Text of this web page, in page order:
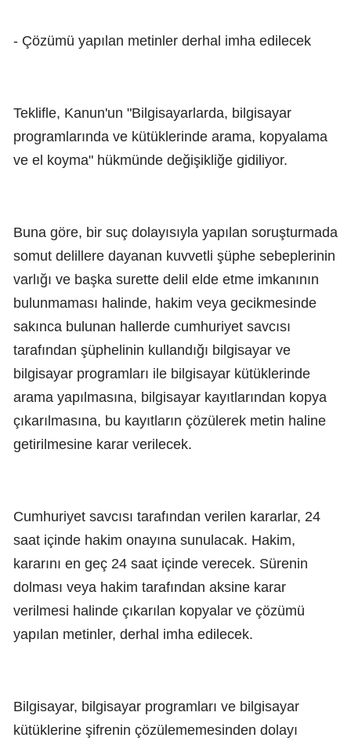
- Çözümü yapılan metinler derhal imha edilecek
Teklifle, Kanun'un "Bilgisayarlarda, bilgisayar
programlarında ve kütüklerinde arama, kopyalama
ve el koyma" hükmünde değişikliğe gidiliyor.
Buna göre, bir suç dolayısıyla yapılan soruşturmada
somut delillere dayanan kuvvetli şüphe sebeplerinin
varlığı ve başka surette delil elde etme imkanının
bulunmaması halinde, hakim veya gecikmesinde
sakınca bulunan hallerde cumhuriyet savcısı
tarafından şüphelinin kullandığı bilgisayar ve
bilgisayar programları ile bilgisayar kütüklerinde
arama yapılmasına, bilgisayar kayıtlarından kopya
çıkarılmasına, bu kayıtların çözülerek metin haline
getirilmesine karar verilecek.
Cumhuriyet savcısı tarafından verilen kararlar, 24
saat içinde hakim onayına sunulacak. Hakim,
kararını en geç 24 saat içinde verecek. Sürenin
dolması veya hakim tarafından aksine karar
verilmesi halinde çıkarılan kopyalar ve çözümü
yapılan metinler, derhal imha edilecek.
Bilgisayar, bilgisayar programları ve bilgisayar
kütüklerine şifrenin çözülememesinden dolayı